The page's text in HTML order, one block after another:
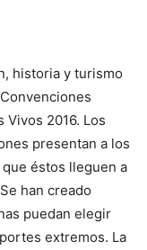
historia y turismo
Vivos 2016. Los
presentan a los
éstos lleguen a
han creado
puedan elegir
extremos. La